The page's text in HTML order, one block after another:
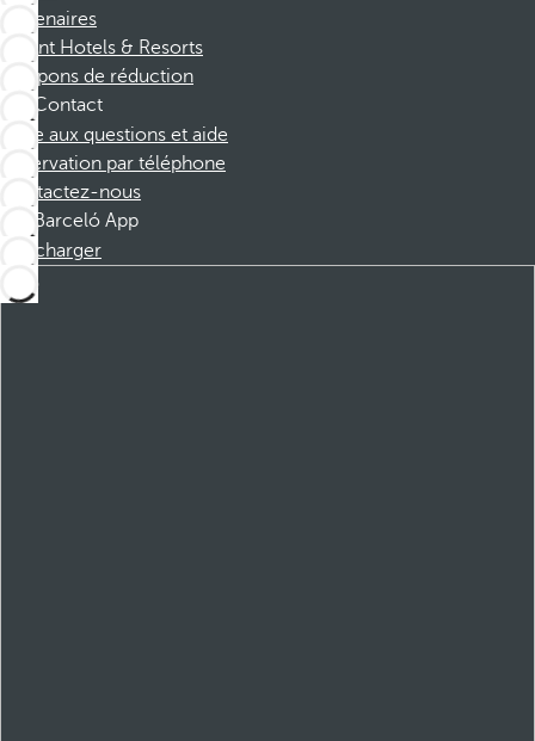
Partenaires
Dorint Hotels & Resorts
Coupons de réduction
Contact
Foire aux questions et aide
Réservation par téléphone
Contactez-nous
Barceló App
Télécharger